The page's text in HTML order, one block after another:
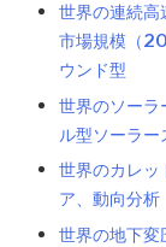
世界の連続高
市場規模（
ウンド型
世界のソー
ル型ソーラー
世界のカレ
ア、動向分析
世界の地下